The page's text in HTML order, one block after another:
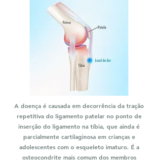
A doença é causada em decorrência da tração
repetitiva do ligamento patelar no ponto de
inserção do ligamento na tíbia, que ainda é
parcialmente cartilaginosa em crianças e
adolescentes com o esqueleto imaturo. É a
osteocondrite mais comum dos membros